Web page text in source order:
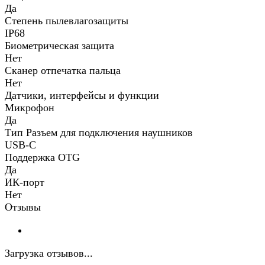
Да
Степень пылевлагозащиты
IP68
Биометрическая защита
Нет
Сканер отпечатка пальца
Нет
Датчики, интерфейсы и функции
Микрофон
Да
Тип Разъем для подключения наушников
USB-C
Поддержка OTG
Да
ИК-порт
Нет
Отзывы
Загрузка отзывов...